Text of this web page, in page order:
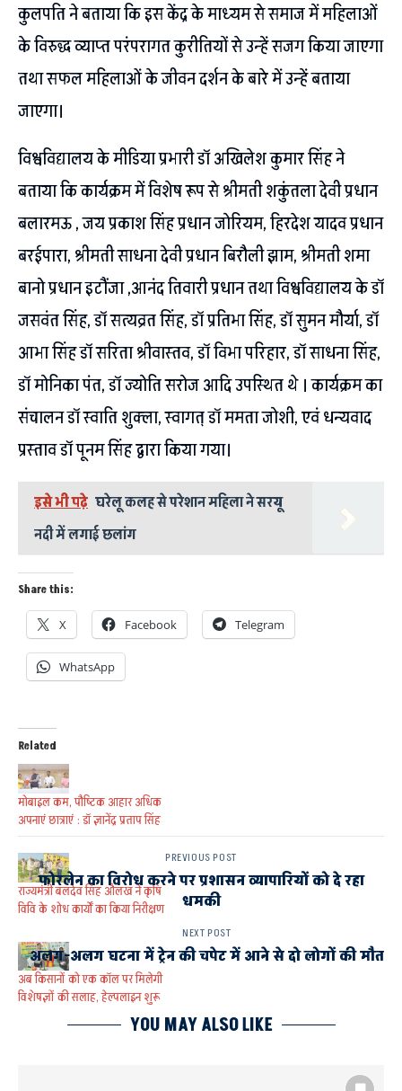
कुलपति ने बताया कि इस केंद्र के माध्यम से समाज में महिलाओं
के विरुद्ध व्याप्त परंपरागत कुरीतियों से उन्हें सजग किया जाएगा
तथा सफल महिलाओं के जीवन दर्शन के बारे में उन्हें बताया
जाएगा।
विश्वविद्यालय के मीडिया प्रभारी डॉ अखिलेश कुमार सिंह ने
बताया कि कार्यक्रम में विशेष रूप से श्रीमती शकुंतला देवी प्रधान
बलारमऊ , जय प्रकाश सिंह प्रधान जोरियम, हिरदेश यादव प्रधान
बरईपारा, श्रीमती साधना देवी प्रधान बिरौली झाम, श्रीमती शमा
बानो प्रधान इटौंजा ,आनंद तिवारी प्रधान तथा विश्वविद्यालय के डॉ
जसवंत सिंह, डॉ सत्यव्रत सिंह, डॉ प्रतिभा सिंह, डॉ सुमन मौर्या, डॉ
आभा सिंह डॉ सरिता श्रीवास्तव, डॉ विभा परिहार, डॉ साधना सिंह,
डॉ मोनिका पंत, डॉ ज्योति सरोज आदि उपस्थित थे । कार्यक्रम का
संचालन डॉ स्वाति शुक्ला, स्वागत् डॉ ममता जोशी, एवं धन्यवाद
प्रस्ताव डॉ पूनम सिंह द्वारा किया गया।
इसे भी पढ़े घरेलू कलह से परेशान महिला ने सरयू
नदी में लगाई छलांग
Share this:
X Facebook Telegram
WhatsApp
Related
मोबाइल कम, पौष्टिक आहार अधिक
अपनाएं छात्राएं : डॉ ज्ञानेंद्र प्रताप सिंह
राज्यमंत्री बलदेव सिंह औलख ने कृषि
विवि के शोध कार्यों का किया निरीक्षण
अब किसानों को एक कॉल पर मिलेगी
विशेषज्ञों की सलाह, हेल्पलाइन शुरू
PREVIOUS POST
फोरलेन का विरोध करने पर प्रशासन व्यापारियों को दे रहा
धमकी
NEXT POST
अलग-अलग घटना में ट्रेन की चपेट में आने से दो लोगों की मौत
YOU MAY ALSO LIKE